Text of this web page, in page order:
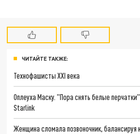
ЧИТАЙТЕ ТАКЖЕ:
Технофашисты XXI века
Оплеуха Маску. "Пора снять белые
Starlink
Женщина сломала позвоночник, балансируя